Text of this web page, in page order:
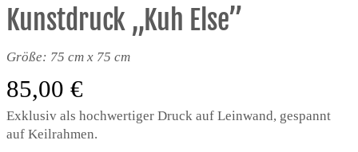
Kunstdruck „Kuh Else”
Größe: 75 cm x 75 cm
85,00 €
Exklusiv als hochwertiger Druck auf Leinwand, gespannt
auf Keilrahmen.